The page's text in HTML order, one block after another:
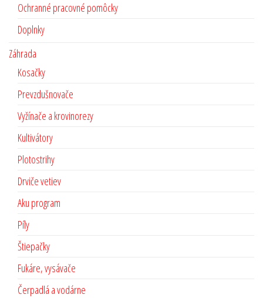
Ochranné pracovné pomôcky
Doplnky
Záhrada
Kosačky
Prevzdušnovače
Vyžínače a krovinorezy
Kultivátory
Plotostrihy
Drviče vetiev
Aku program
Píly
Štiepačky
Fukáre, vysávače
Čerpadlá a vodárne